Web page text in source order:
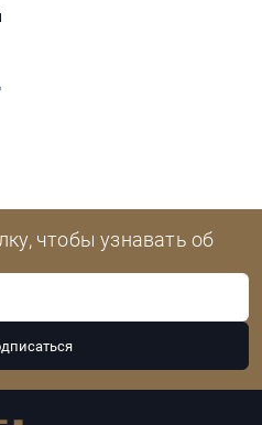
чтобы узнавать об